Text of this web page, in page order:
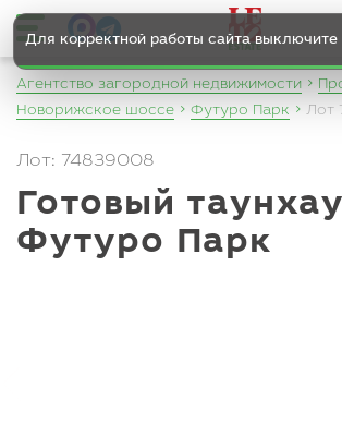
Агентство загородной недвижимости
Новорижское шоссе
Футуро Парк Лот
Лот: 74839008
Готовый таунхаус в КП
Футуро Парк